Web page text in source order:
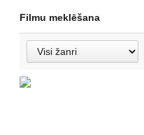
Filmu meklēšana